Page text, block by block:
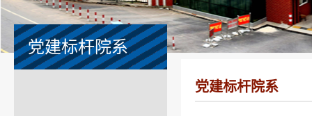
党建标杆院系
党建标杆院系